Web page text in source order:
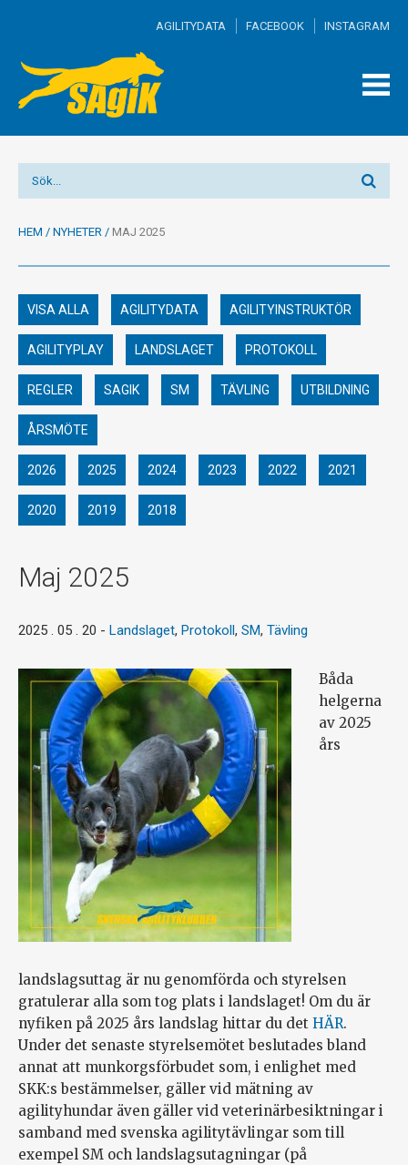
AGILITYDATA FACEBOOK INSTAGRAM
HEM / NYHETER / MAJ 2025
VISA ALLA AGILITYDATA AGILITYINSTRUKTÖR
AGILITYPLAY LANDSLAGET PROTOKOLL
REGLER SAGIK SM TÄVLING UTBILDNING
ÅRSMÖTE
2026 2025 2024 2023 2022 2021
2020 2019 2018
Maj 2025
2025 . 05 . 20 - Landslaget, Protokoll , SM, Tävling
Båda
helgerna
av 2025
års
landslagsuttag är nu genomförda och styrelsen
gratulerar alla som tog plats i landslaget! Om du är
nyfiken på 2025 års landslag hittar du det HÄR.
Under det senaste styrelsemötet beslutades bland
annat att munkorgsförbudet som, i enlighet med
SKK:s bestämmelser, gäller vid mätning av
agilityhundar även gäller vid veterinärbesiktningar i
samband med svenska agilitytävlingar som till
exempel SM och landslagsutagningar (på